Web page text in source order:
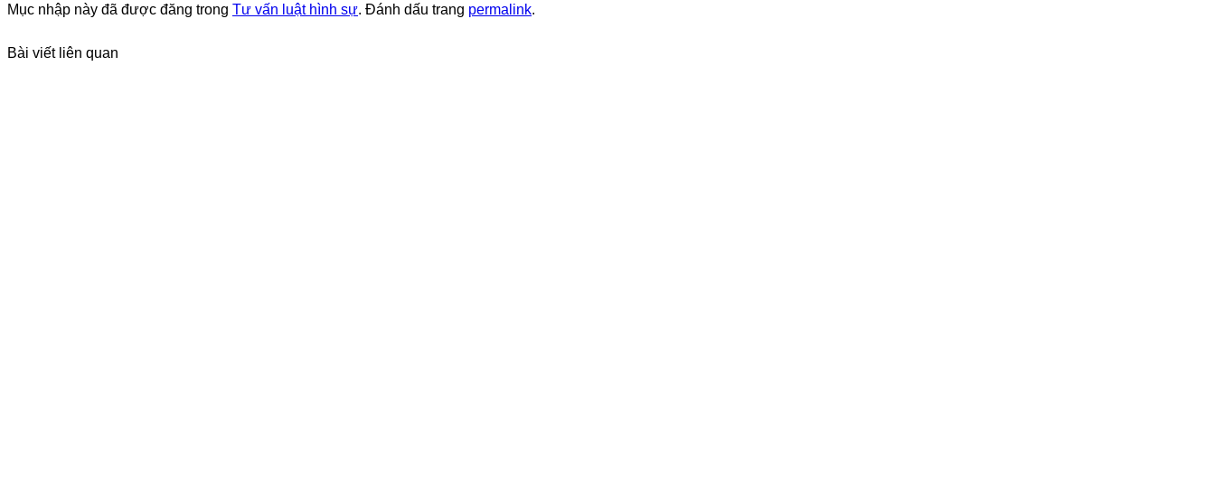
Mục nhập này đã được đăng trong Tư vấn luật hình sự. Đánh dấu trang permalink.
Bài viết liên quan